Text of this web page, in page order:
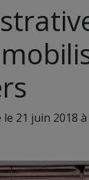
le 21 juin 2018